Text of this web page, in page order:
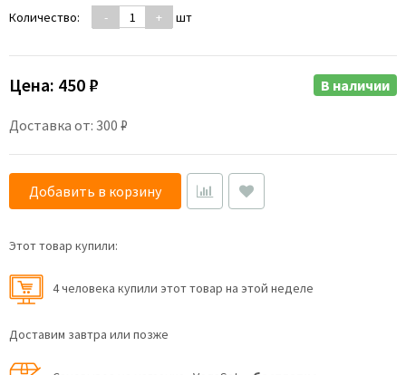
Количество: - + шт
Цена: 450 ₽
Доставка от: 300 ₽
В наличии
Добавить в корзину
Этот товар купили:
4 человекa купили этот товар на этой неделе
Доставим завтра или позже